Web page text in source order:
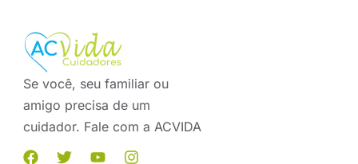
Se você, seu familiar ou
amigo precisa de um
cuidador. Fale com a ACVIDA